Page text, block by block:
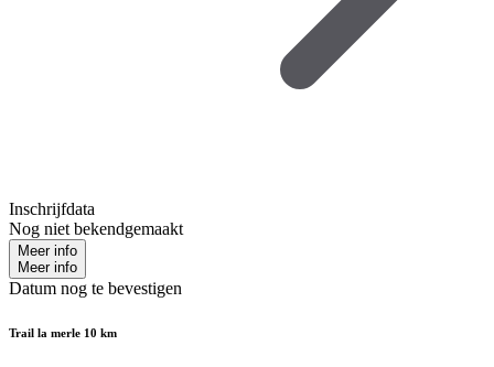
Inschrijfdata
Nog niet bekendgemaakt
Meer info
Meer info
Datum nog te bevestigen
Trail la merle 10 km